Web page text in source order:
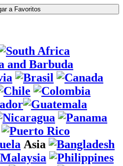
Asia